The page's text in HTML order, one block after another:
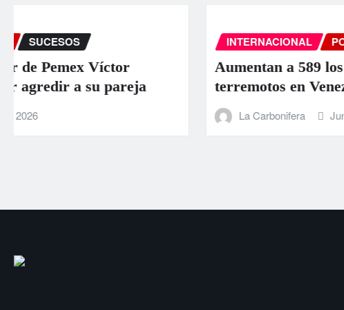
INTERNACIONAL SUCESOS
Aumentan a 589 los muertos por los
terremotos en Venezuela